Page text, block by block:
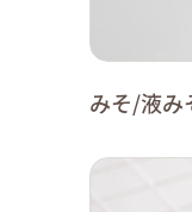
みそ/液み